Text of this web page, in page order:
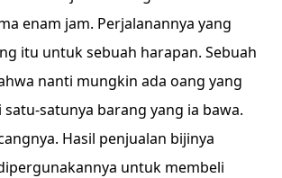
enam jam. Perjalanannya yang
itu untuk sebuah harapan. Sebuah
nanti mungkin ada oang yang
satunya barang yang ia bawa.
Hasil penjualan bijinya
untuk membeli